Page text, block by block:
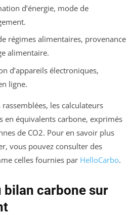
d’énergie, mode de
régimes alimentaires, provenance
alimentaire.
d’appareils électroniques,
ligne.
les calculateurs
en équivalents carbone, exprimés
de CO2. Pour en savoir plus
vous pouvez consulter des
celles fournies par HelloCarbo.
bilan carbone sur